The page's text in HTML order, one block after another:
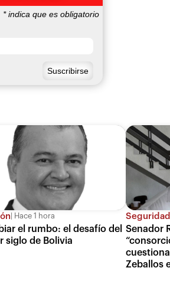
*indica que es obligatorio
Hace 1 hora
el rumbo: el desafío del
siglo de Bolivia
Seguridad
Senador
Zeballos